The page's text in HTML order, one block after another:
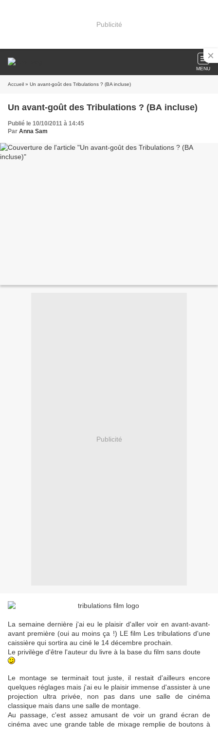
Publicité
MENU
Accueil » Un avant-goût des Tribulations ? (BA incluse)
Un avant-goût des Tribulations ? (BA incluse)
Publié le 10/10/2011 à 14:45
Par Anna Sam
Publicité
La semaine dernière j'ai eu le plaisir d'aller voir en avant-avant-
avant première (oui au moins ça !) LE film Les tribulations d'une
caissière qui sortira au ciné le 14 décembre prochain.
Le privilège d'être l'auteur du livre à la base du film sans doute
Le montage se terminait tout juste, il restait d'ailleurs encore
quelques réglages mais j'ai eu le plaisir immense d'assister à une
projection ultra privée, non pas dans une salle de cinéma
classique mais dans une salle de montage.
Au passage, c'est assez amusant de voir un grand écran de
cinéma avec une grande table de mixage remplie de boutons à